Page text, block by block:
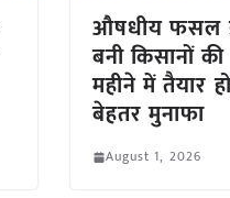
औषधीय फसल
बनी किसानों
महीने में तैयार
बेहतर मुनाफा
August 1, 2026